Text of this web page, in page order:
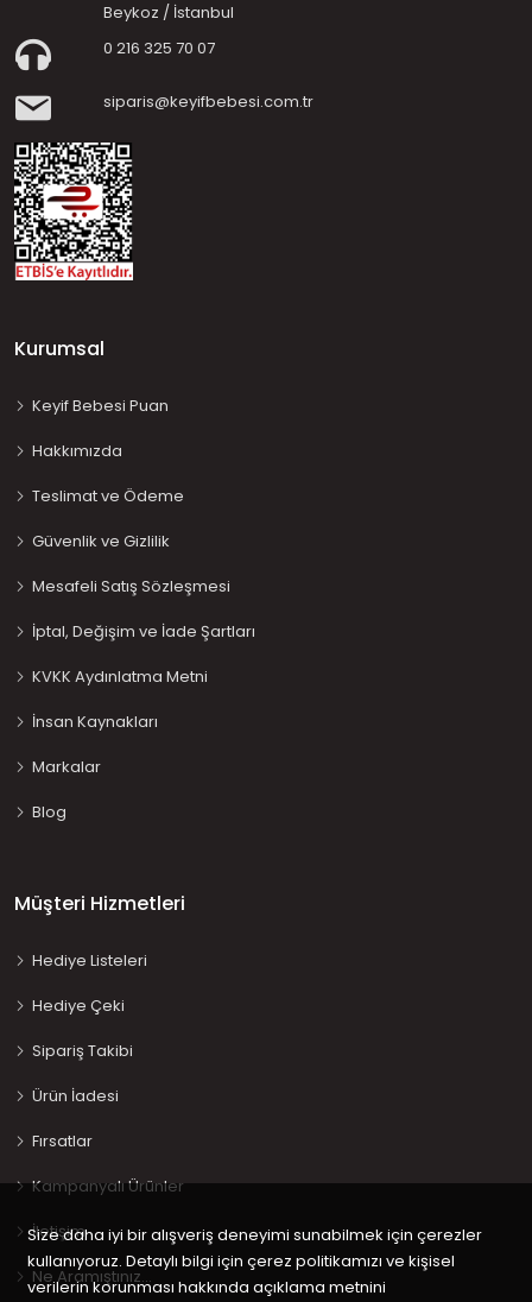
Beykoz / İstanbul
0 216 325 70 07
siparis@keyifbebesi.com.tr
Kurumsal
Keyif Bebesi Puan
Hakkımızda
Teslimat ve Ödeme
Güvenlik ve Gizlilik
Mesafeli Satış Sözleşmesi
İptal, Değişim ve İade Şartları
KVKK Aydınlatma Metni
İnsan Kaynakları
Markalar
Blog
Müşteri Hizmetleri
Hediye Listeleri
Hediye Çeki
Sipariş Takibi
Ürün İadesi
Fırsatlar
Kampanyalı Ürünler
İletişim
Ne Aramıştınız…
Size daha iyi bir alışveriş deneyimi sunabilmek için çerezler
kullanıyoruz. Detaylı bilgi için çerez politikamızı ve kişisel
verilerin korunması hakkında açıklama metnini